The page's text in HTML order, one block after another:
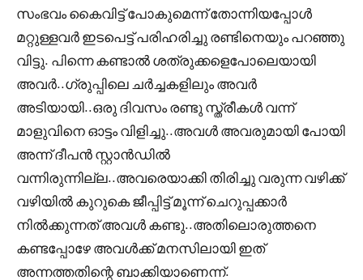
സംഭവം കൈവിട്ട് പോകുമെന്ന് തോന്നിയപ്പോൾ
മറ്റുള്ളവർ ഇടപെട്ട് പരിഹരിച്ചു രണ്ടിനെയും പറഞ്ഞു
വിട്ടു. പിന്നെ കണ്ടാൽ ശത്രുക്കളെപോലെയായി
അവർ..ഗ്രുപ്പിലെ ചർച്ചകളിലും അവർ
അടിയായി..ഒരു ദിവസം രണ്ടു സ്ത്രീകൾ വന്ന്
മാളുവിനെ ഓട്ടം വിളിച്ചു..അവൾ അവരുമായി പോയി
അന്ന് ദീപൻ സ്റ്റാൻഡിൽ
വന്നിരുന്നില്ല..അവരെയാക്കി തിരിച്ചു വരുന്ന വഴിക്ക്
വഴിയിൽ കുറുകെ ജീപ്പിട്ട് മൂന്ന് ചെറുപ്പക്കാർ
നിൽക്കുന്നത് അവൾ കണ്ടു..അതിലൊരുത്തനെ
കണ്ടപ്പോഴേ അവൾക്ക് മനസിലായി ഇത്
അന്നത്തതിന്റെ ബാക്കിയാണെന്ന്.